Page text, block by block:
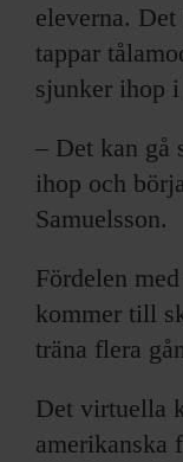
eleverna.
tappar
sjunker ihop
– Det kan gå
ihop och
Samuelsson.
Fördelen
kommer till
träna flera
Det virtuella
amerikanska